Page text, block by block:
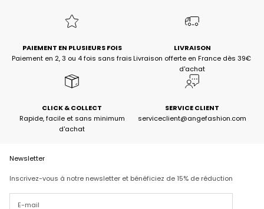
PAIEMENT EN PLUSIEURS FOIS
Paiement en 2, 3 ou 4 fois sans frais
LIVRAISON
Livraison offerte en France dès 39€
d'achat
CLICK & COLLECT
Rapide, facile et sans minimum
d'achat
SERVICE CLIENT
serviceclient@angefashion.com
Newsletter
Inscrivez-vous à notre newsletter et bénéficiez de 15% de réduction